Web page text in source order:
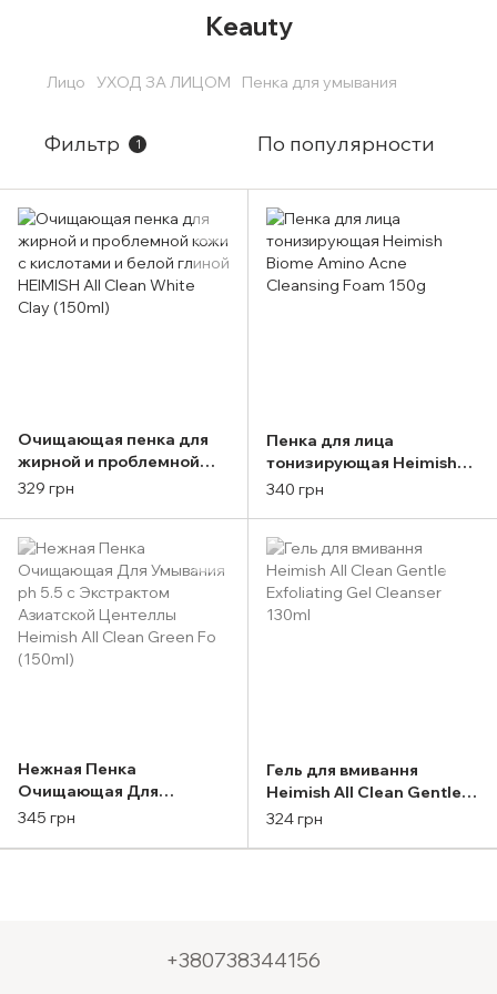
Keauty
Лицо УХОД ЗА ЛИЦОМ Пенка для умывания
Фильтр 1 По популярности
Очищающая пенка для
жирной и проблемной
кожи с кислотами и белой
329 грн
Пенка для лица
тонизирующая Heimish
Biome Amino Acne
340 грн
Нежная Пенка
Очищающая Для
Умывания ph 5.5 с
345 грн
Гель для вмивання
Heimish All Clean Gentle
Exfoliating Gel Cleanser
324 грн
+380738344156